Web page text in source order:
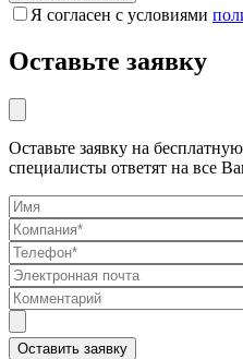
Я согласен с условиями
Оставьте заявку
Оставьте заявку на
специалисты ответят на все